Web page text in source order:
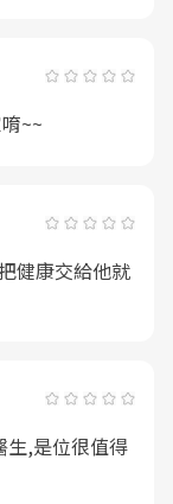
~~
健康交給他就
生,是位很值得